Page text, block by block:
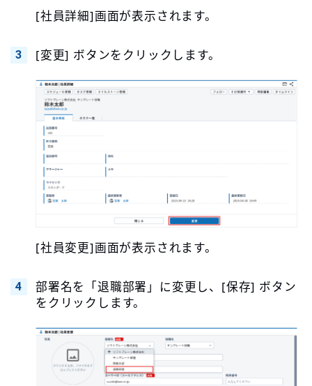
[社員詳細]画面が表示されます。
[変更] ボタンをクリックします。
[社員変更]画面が表示されます。
部署名を「退職部署」に変更し、[保存] ボタン
をクリックします。